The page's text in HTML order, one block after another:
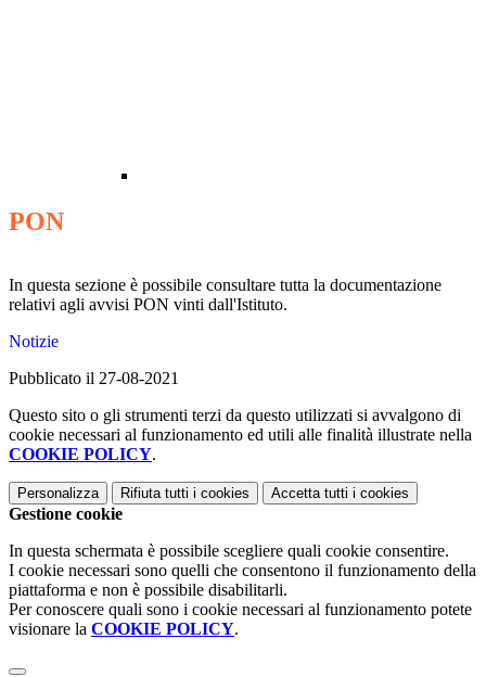
PON
In questa sezione è possibile consultare tutta la documentazione
relativi agli avvisi PON vinti dall'Istituto.
Notizie
Pubblicato il 27-08-2021
Questo sito o gli strumenti terzi da questo utilizzati si avvalgono di
cookie necessari al funzionamento ed utili alle finalità illustrate nella
COOKIE POLICY.
Personalizza Rifiuta tutti i cookies Accetta tutti i cookies
Gestione cookie
In questa schermata è possibile scegliere quali cookie consentire.
I cookie necessari sono quelli che consentono il funzionamento della
piattaforma e non è possibile disabilitarli.
Per conoscere quali sono i cookie necessari al funzionamento potete
visionare la COOKIE POLICY.